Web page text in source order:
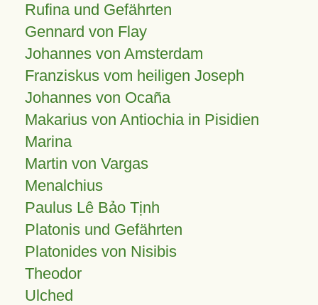
Rufina und Gefährten
Gennard von Flay
Johannes von Amsterdam
Franziskus vom heiligen Joseph
Johannes von Ocaña
Makarius von Antiochia in Pisidien
Marina
Martin von Vargas
Menalchius
Paulus Lê Bảo Tịnh
Platonis und Gefährten
Platonides von Nisibis
Theodor
Ulched